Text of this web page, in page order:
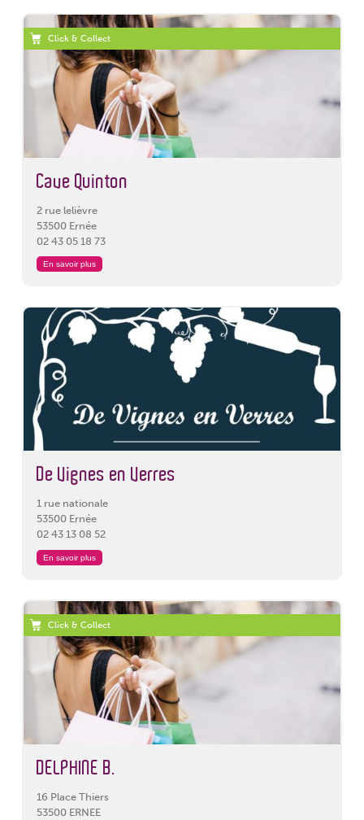
Click & Collect
Cave Quinton
2 rue lelièvre
53500 Ernée
02 43 05 18 73
En savoir plus
De Vignes en Verres
1 rue nationale
53500 Ernée
02 43 13 08 52
En savoir plus
Click & Collect
DELPHINE B.
16 Place Thiers
53500 ERNEE